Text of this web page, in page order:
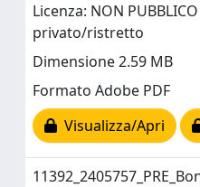
Licenza: NON
privato/ristretto
Dimensione 2.59 MB
Formato Adobe PDF
Visualizza/Apri